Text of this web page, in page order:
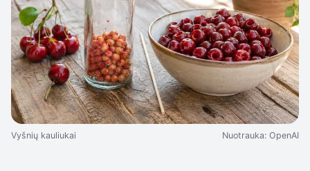
Vyšnių kauliukai Nuotrauka: OpenAI